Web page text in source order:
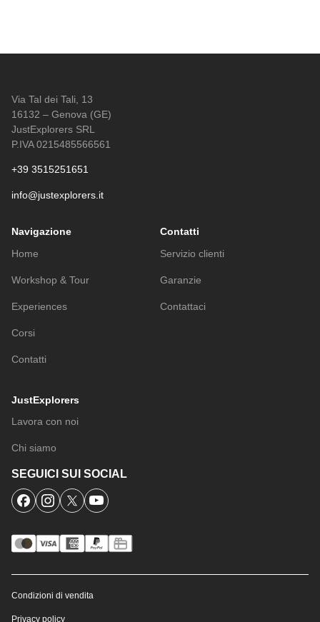
Via Tal dei Tali, 13
16132 – Genova (GE)
JustExplorers SRL
P.IVA 0215485566561
+39 3515251651
info@justexplorers.it
Navigazione
Home
Workshop & Tour
Experiences
Corsi
Contatti
Contatti
Servizio clienti
Garanzie
Contattaci
JustExplorers
Lavora con noi
Chi siamo
SEGUICI SUI SOCIAL
Condizioni di vendita
Privacy policy